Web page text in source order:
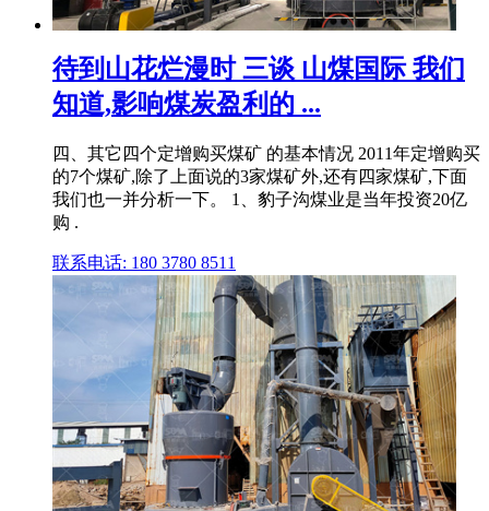
待到山花烂漫时 三谈 山煤国际 我们
知道,影响煤炭盈利的 ...
四、其它四个定增购买煤矿 的基本情况 2011年定增购买
的7个煤矿,除了上面说的3家煤矿外,还有四家煤矿,下面
我们也一并分析一下。 1、豹子沟煤业是当年投资20亿
购 .
联系电话: 180 3780 8511